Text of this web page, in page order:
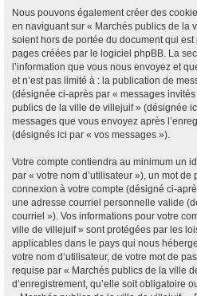
Nous pouvons également créer des
en naviguant sur « Marchés publics de la
soient hors de portée du document qui
pages créées par le logiciel phpBB. La
l’information que vous nous envoyez et
et n’est pas limité à : la publication de
(désignée ci-après par « messages
publics de la ville de villejuif » (désignée
messages que vous envoyez après
(désignés ici par « vos messages »).
Votre compte contiendra au minimum un
par « votre nom d’utilisateur »), un mot
connexion à votre compte (désigné ci-
une adresse courriel personnelle valide
courriel »). Vos informations pour votre
ville de villejuif » sont protégées par les
applicables dans le pays qui nous
votre nom d’utilisateur, de votre mot de
requise par « Marchés publics de la ville
d’enregistrement, qu’elle soit obligatoire